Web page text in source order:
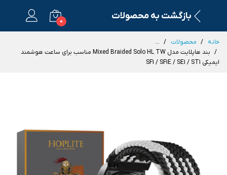
بازگشت به محصولات 0
خانه محصولات
...
بند هاپلایت مدل Mixed Braided Solo HL TW مناسب برای ساعت هوشمند
ایمیکی SF1 / SF1E / SE1 / ST1